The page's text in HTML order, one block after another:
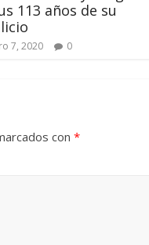
113 años de su
7, 2020 0
con *